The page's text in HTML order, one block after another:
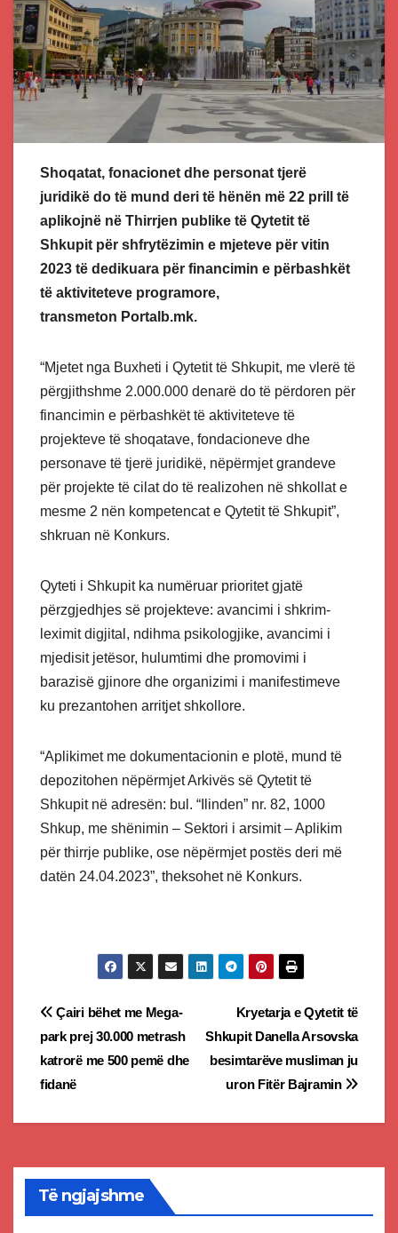
Shoqatat, fonacionet dhe personat tjerë
juridikë do të mund deri të hënën më 22 prill të
aplikojnë në Thirrjen publike të Qytetit të
Shkupit për shfrytëzimin e mjeteve për vitin
2023 të dedikuara për financimin e përbashkët
të aktiviteteve programore,
transmeton Portalb.mk.
“Mjetet nga Buxheti i Qytetit të Shkupit, me vlerë të
përgjithshme 2.000.000 denarë do të përdoren për
financimin e përbashkët të aktiviteteve të
projekteve të shoqatave, fondacioneve dhe
personave të tjerë juridikë, nëpërmjet grandeve
për projekte të cilat do të realizohen në shkollat e
mesme 2 nën kompetencat e Qytetit të Shkupit”,
shkruan në Konkurs.
Qyteti i Shkupit ka numëruar prioritet gjatë
përzgjedhjes së projekteve: avancimi i shkrim-
leximit digjital, ndihma psikologjike, avancimi i
mjedisit jetësor, hulumtimi dhe promovimi i
barazisë gjinore dhe organizimi i manifestimeve
ku prezantohen arritjet shkollore.
“Aplikimet me dokumentacionin e plotë, mund të
depozitohen nëpërmjet Arkivës së Qytetit të
Shkupit në adresën: bul. “Ilinden” nr. 82, 1000
Shkup, me shënimin – Sektori i arsimit – Aplikim
për thirrje publike, ose nëpërmjet postës deri më
datën 24.04.2023”, theksohet në Konkurs.
Post
navigation
Kryetarja e Qytetit të
Shkupit Danella Arsovska
besimtarëve musliman ju
uron Fitër Bajramin
Çairi bëhet me Mega-
park prej 30.000 metrash
katrorë me 500 pemë dhe
fidanë
Të ngjajshme